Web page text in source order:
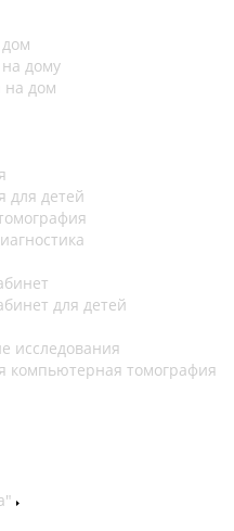
дому
на дом
для детей
для детей
исследования
компьютерная томография